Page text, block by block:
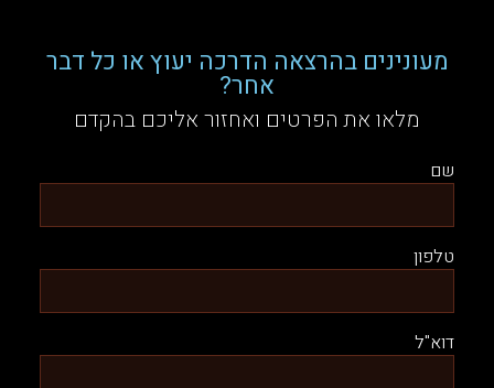
מעונינים בהרצאה הדרכה יעוץ או כל דבר
אחר?
מלאו את הפרטים ואחזור אליכם בהקדם
שם
טלפון
דוא"ל